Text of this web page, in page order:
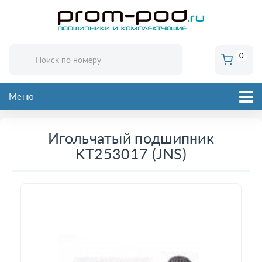
0
Меню
Игольчатый подшипник
KT253017 (JNS)